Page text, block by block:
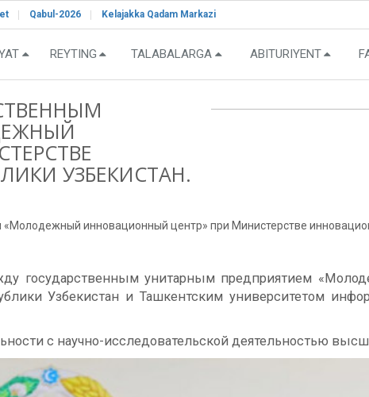
Qabul-2026 Kelajakka Qadam Markazi
REYTING TALABALARGA ABITURIYENT
УЗБЕКИСТАН.
инновационный центр» при Министерстве
государственным унитарным предприятием
Узбекистан и Ташкентским университетом
с научно-исследовательской деятельностью